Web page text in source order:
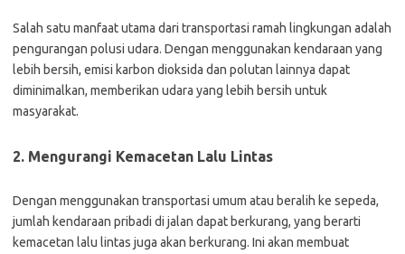
Salah satu manfaat utama dari transportasi ramah lingkungan adalah
pengurangan polusi udara. Dengan menggunakan kendaraan yang
lebih bersih, emisi karbon dioksida dan polutan lainnya dapat
diminimalkan, memberikan udara yang lebih bersih untuk
masyarakat.
2. Mengurangi Kemacetan Lalu Lintas
Dengan menggunakan transportasi umum atau beralih ke sepeda,
jumlah kendaraan pribadi di jalan dapat berkurang, yang berarti
kemacetan lalu lintas juga akan berkurang. Ini akan membuat